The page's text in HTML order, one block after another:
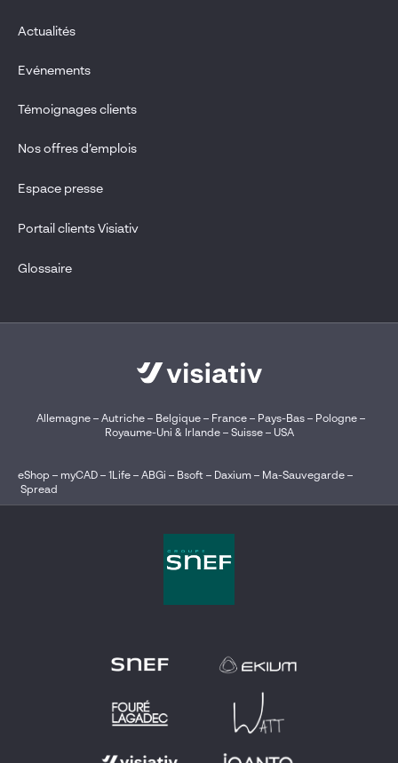
Actualités
Evénements
Témoignages clients
Nos offres d’emplois
Espace presse
Portail clients Visiativ
Glossaire
Allemagne– Autriche– Belgique – France– Pays-Bas– Pologne–
Royaume-Uni & Irlande– Suisse– USA
eShop – myCAD – 1Life – ABGi – Bsoft – Daxium – Ma-Sauvegarde –
Spread